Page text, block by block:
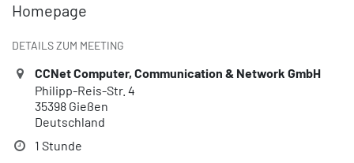
Homepage
DETAILS ZUM MEETING
CCNet Computer, Communication & Network GmbH
Philipp-Reis-Str. 4
35398 Gießen
Deutschland
1 Stunde